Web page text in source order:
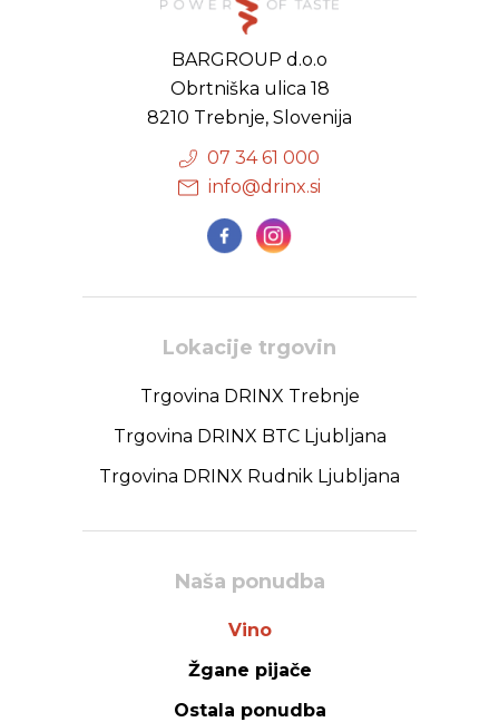
BARGROUP d.o.o
Obrtniška ulica 18
8210 Trebnje, Slovenija
07 34 61 000
info@drinx.si
Lokacije trgovin
Trgovina DRINX Trebnje
Trgovina DRINX BTC Ljubljana
Trgovina DRINX Rudnik Ljubljana
Naša ponudba
Vino
Žgane pijače
Ostala ponudba